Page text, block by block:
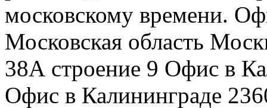
московскому времени.
Московская область
38А строение 9 Офис в
Офис в Калининграде